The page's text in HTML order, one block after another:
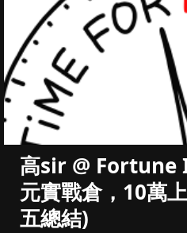
高sir @ Fortune
元實戰倉，10萬
五總結)